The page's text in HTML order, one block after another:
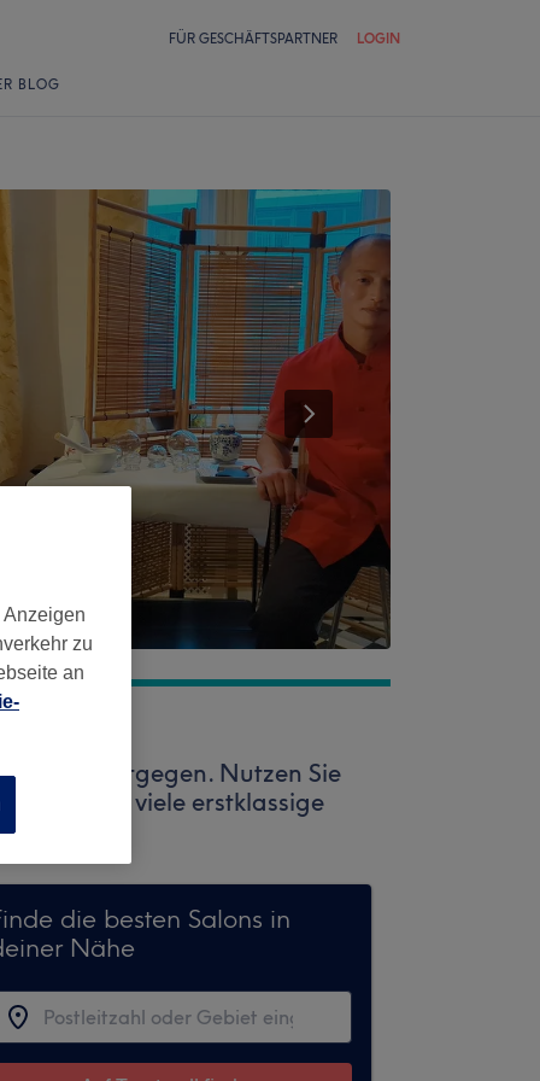
FÜR GESCHÄFTSPARTNER LOGIN
BLOG
entgegen. Nutzen Sie
warten viele erstklassige
die besten Salons in
Nähe
zu
an